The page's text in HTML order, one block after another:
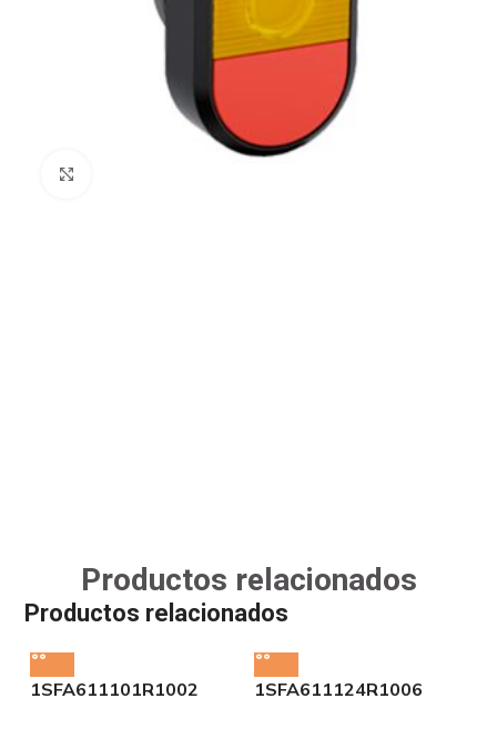
Productos relacionados
Productos relacionados
1SFA611101R1002 1SFA611124R1006